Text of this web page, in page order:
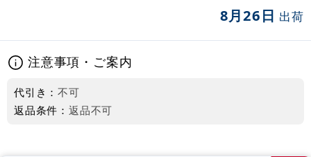
8月26日 出荷
注意事項・ご案内
代引き：不可
返品条件： 返品不可